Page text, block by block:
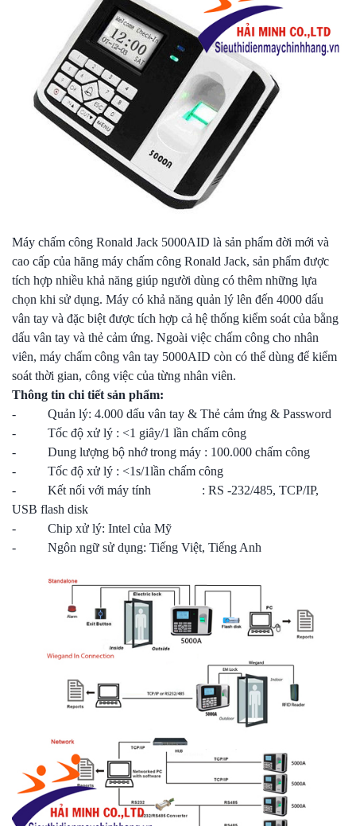
Máy chấm công Ronald Jack 5000AID là sản phẩm đời mới và
cao cấp của hãng máy chấm công Ronald Jack, sản phẩm được
tích hợp nhiều khả năng giúp người dùng có thêm những lựa
chọn khi sử dụng. Máy có khả năng quản lý lên đến 4000 dấu
vân tay và đặc biệt được tích hợp cả hệ thống kiểm soát của bằng
dấu vân tay và thẻ cảm ứng. Ngoài việc chấm công cho nhân
viên, máy chấm công vân tay 5000AID còn có thể dùng để kiểm
soát thời gian, công việc của từng nhân viên.
Thông tin chi tiết sản phẩm:
- Quản lý: 4.000 dấu vân tay & Thẻ cảm ứng & Password
- Tốc độ xử lý : <1 giây/1 lần chấm công
- Dung lượng bộ nhớ trong máy : 100.000 chấm công
- Tốc độ xử lý : <1s/1lần chấm công
- Kết nối với máy tính : RS -232/485, TCP/IP,
USB flash disk
- Chip xử lý: Intel của Mỹ
- Ngôn ngữ sử dụng: Tiếng Việt, Tiếng Anh